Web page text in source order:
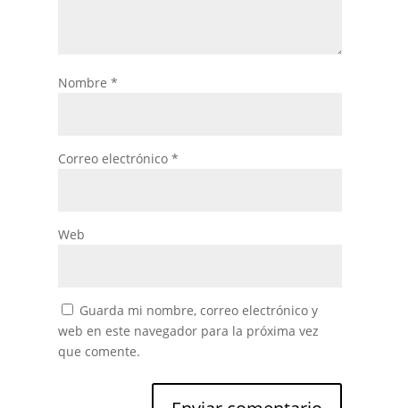
Nombre *
Correo electrónico *
Web
Guarda mi nombre, correo electrónico y
web en este navegador para la próxima vez
que comente.